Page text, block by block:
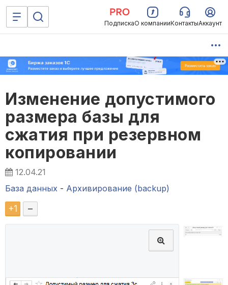
ПодпискаО компанииКонтактыАккаунт
Изменение допустимого
размера базы для
сжатия при резервном
копировании
12.04.21
База данных - Архивирование (backup)
+1 –